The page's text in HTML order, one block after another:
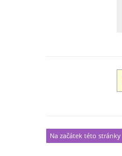
Na začátek této stránky